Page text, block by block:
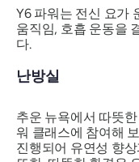
Y6 파워는 전신 요가
움직임, 호흡 운동을
다.
난방실
추운 뉴욕에서 따뜻
워 클래스에 참여해
진행되어 유연성 향